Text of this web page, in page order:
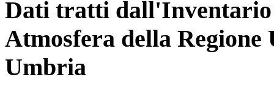
Dati tratti dall'Inventario
Atmosfera della
Umbria